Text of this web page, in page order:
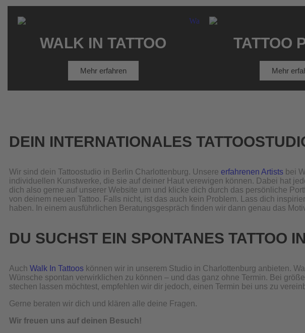
WALK IN TATTOO
Mehr erfahren
TATTOO
Mehr
DEIN INTERNATIONALES
Wir sind dein Tattoostudio in Berlin Charlottenburg. Unsere erfahrenen Artists bei
individuellen Kunstwerke, die sie auf deiner Haut verewigen können. Dabei hat
dich also gerne auf unserer Website um und klicke dich durch das persönliche
von deinem neuen Tattoo. Falls nicht, ist das auch kein Problem. Lass dich
haben. In einem ausführlichen Beratungsgespräch finden wir dann genau das
DU SUCHST EIN SPONTANES TATTOO
Auch Walk In Tattoos können wir in unserem Studio in Charlottenburg anbieten.
Wünsche spontan verwirklichen zu können – und das ganz ohne Termin. Bei
stechen lassen möchtest, empfehlen wir dir jedoch, einen Termin bei uns zu
Gerne beraten wir dich und klären alle deine Fragen.
Wir freuen uns auf deinen Besuch!